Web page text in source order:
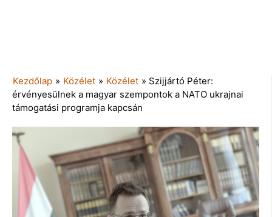
Kezdőlap » Közélet » Közélet » Szijjártó Péter:
érvényesülnek a magyar szempontok a NATO ukrajnai
támogatási programja kapcsán